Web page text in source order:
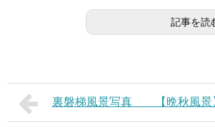
記事を読
裏磐梯風景写真 【晩秋風景